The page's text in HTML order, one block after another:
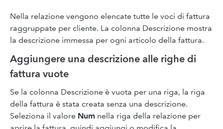
Nella relazione vengono elencate tutte le voci di fattura
raggruppate per cliente. La colonna Descrizione mostra
la descrizione immessa per ogni articolo della fattura.
Aggiungere una descrizione alle righe di
fattura vuote
Se la colonna Descrizione è vuota per una riga, la riga
della fattura è stata creata senza una descrizione.
Seleziona il valore Num nella riga della relazione per